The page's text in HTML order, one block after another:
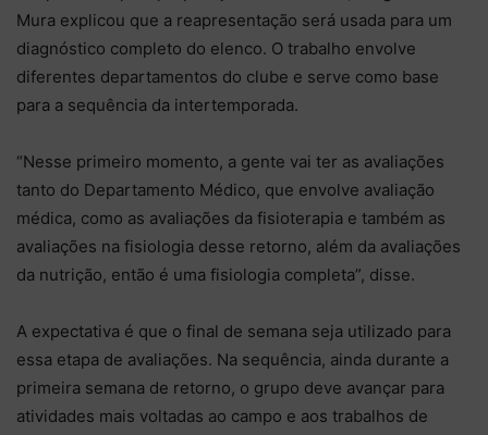
Mura explicou que a reapresentação será usada para um
diagnóstico completo do elenco. O trabalho envolve
diferentes departamentos do clube e serve como base
para a sequência da intertemporada.
“Nesse primeiro momento, a gente vai ter as avaliações
tanto do Departamento Médico, que envolve avaliação
médica, como as avaliações da fisioterapia e também as
avaliações na fisiologia desse retorno, além da avaliações
da nutrição, então é uma fisiologia completa”, disse.
A expectativa é que o final de semana seja utilizado para
essa etapa de avaliações. Na sequência, ainda durante a
primeira semana de retorno, o grupo deve avançar para
atividades mais voltadas ao campo e aos trabalhos de